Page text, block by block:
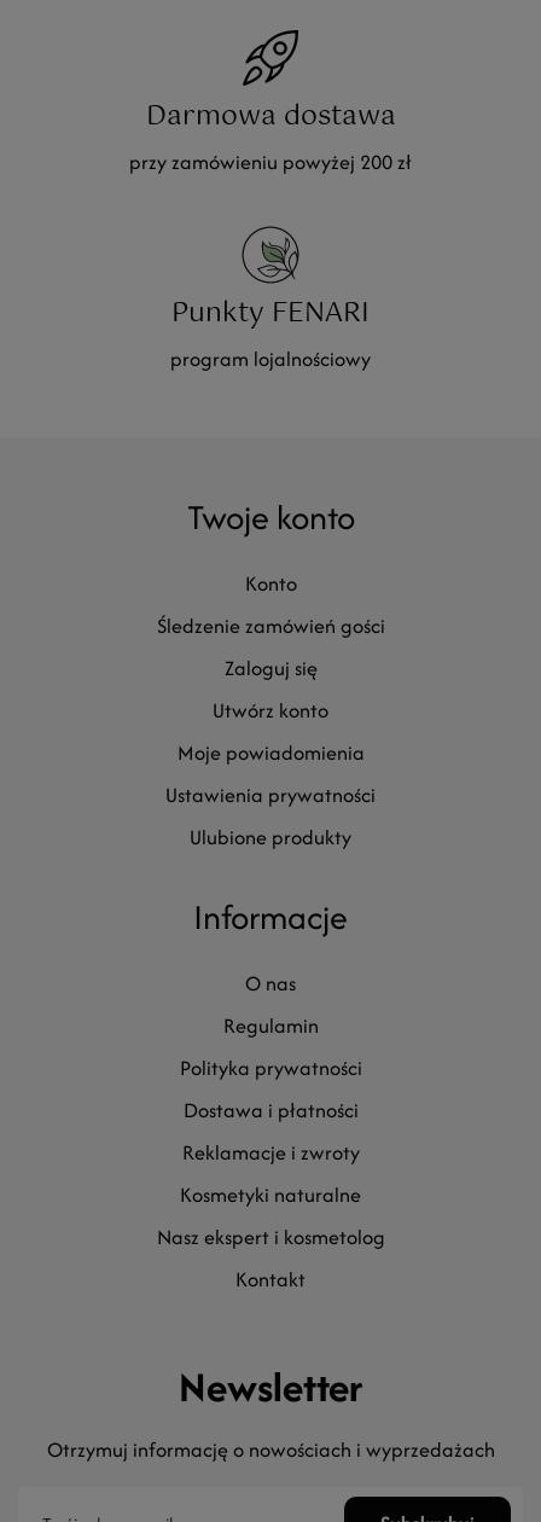
Darmowa dostawa
przy zamówieniu powyżej 200 zł
Punkty FENARI
program lojalnościowy
Informacje
o nas
regulamin
polityka prywatności
dostawa i płatności
reklamacje i zwroty
kosmetyki naturalne
nasz ekspert i kosmetolog
kontakt
Newsletter
Otrzymuj informację o nowościach i wyprzedażach
Twoje konto
konto
śledzenie zamówień gości
zaloguj się
utwórz konto
moje powiadomienia
ustawienia prywatności
ulubione produkty